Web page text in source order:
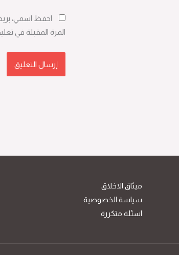
احفظ اسمي،
المرة المقبلة في
ميثاق الاخلاق
سياسة الخصوصية
اسئلة متكررة